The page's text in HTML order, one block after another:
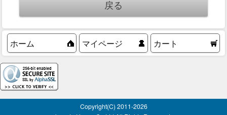
ホーム マイページ カート
Copyright(C) 2011-2026